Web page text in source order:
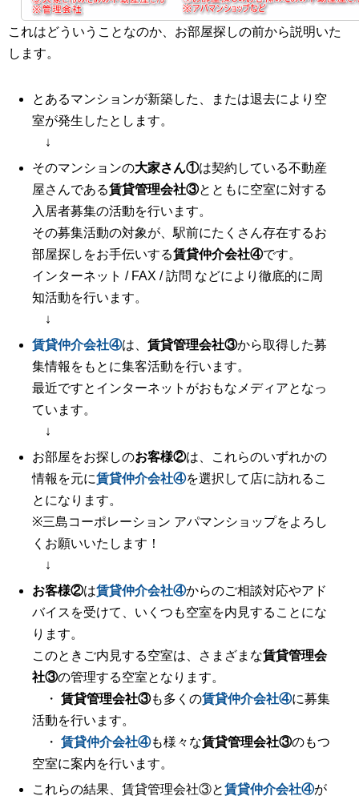
これはどういうことなのか、お部屋探しの前から説明いた
します。
とあるマンションが新築した、または退去により空
室が発生したとします。
↓
そのマンションの大家さん①は契約している不動産
屋さんである賃貸管理会社③とともに空室に対する
入居者募集の活動を行います。
その募集活動の対象が、駅前にたくさん存在するお
部屋探しをお手伝いする賃貸仲介会社④です。
インターネット / FAX / 訪問 などにより徹底的に周
知活動を行います。
↓
賃貸仲介会社④は、 賃貸管理会社③から取得した募
集情報をもとに集客活動を行います。
最近ですとインターネットがおもなメディアとなっ
ています。
↓
お部屋をお探しのお客様②は、これらのいずれかの
情報を元に賃貸仲介会社④を選択して店に訪れるこ
とになります。
※三島コーポレーション アパマンショップをよろし
くお願いいたします！
↓
お客様②は賃貸仲介会社④からのご相談対応やアド
バイスを受けて、いくつも空室を内見することにな
ります。
このときご内見する空室は、さまざまな賃貸管理会
社③の管理する空室となります。
・ 賃貸管理会社③も多くの賃貸仲介会社④に募集
活動を行います。
・ 賃貸仲介会社④も様々な賃貸管理会社③のもつ
空室に案内を行います。
これらの結果、賃貸管理会社③と賃貸仲介会社④が